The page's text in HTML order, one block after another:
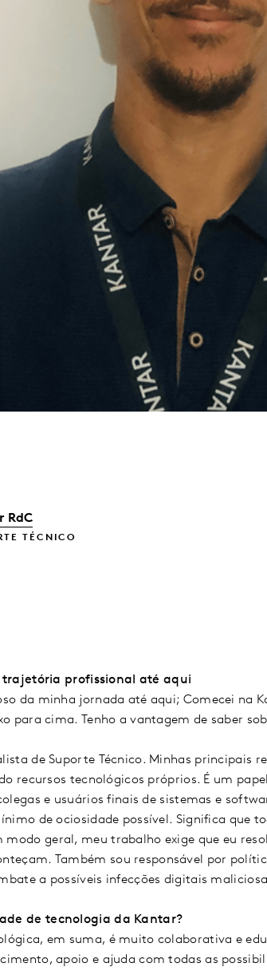
RdC
TÉCNICO
trajetória profissional até aqui
da minha jornada até aqui; Comecei na
para cima. Tenho a vantagem de saber
de Suporte Técnico. Minhas principais
recursos tecnológicos próprios. É um
e usuários finais de sistemas e
de ociosidade possível. Significa que
modo geral, meu trabalho exige que eu
Também sou responsável por
a possíveis infecções digitais
de tecnologia da Kantar?
em suma, é muito colaborativa e
apoio e ajuda com todas as